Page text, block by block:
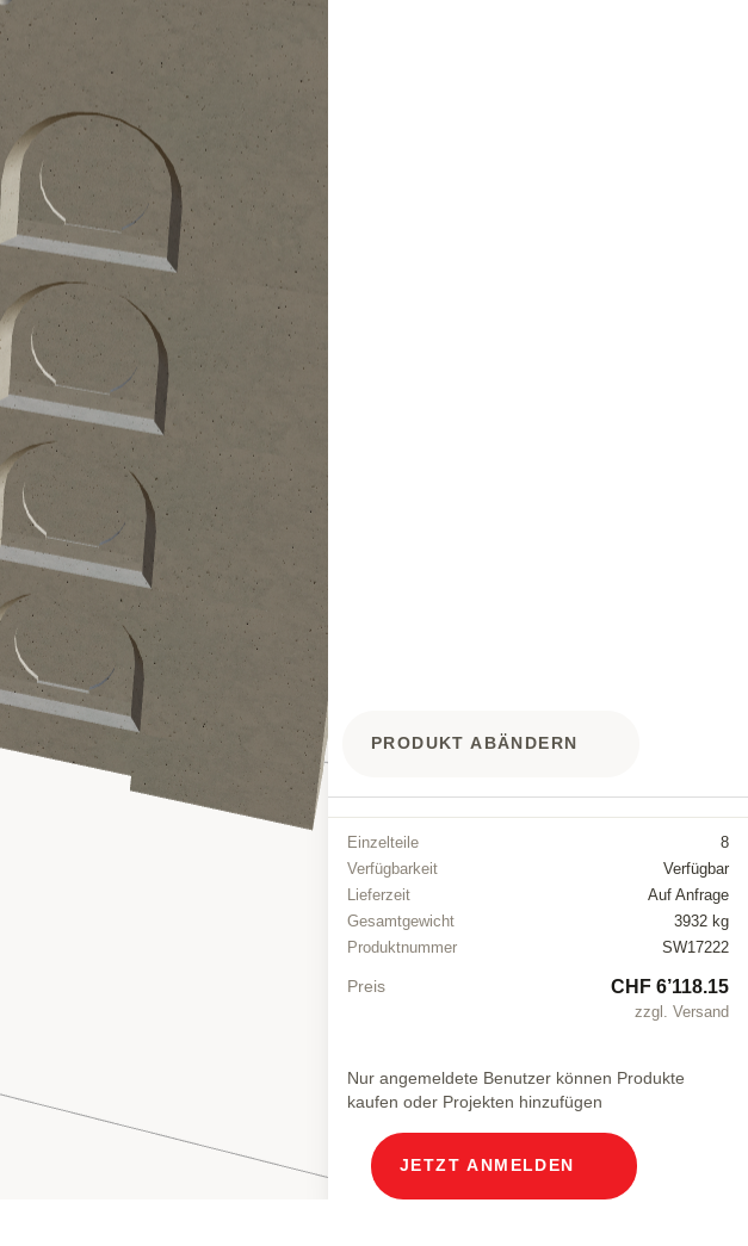
PRODUKT ABÄNDERN
Einzelteile
8
Verfügbarkeit
Verfügbar
Lieferzeit
Auf Anfrage
Gesamtgewicht
3932 kg
Produktnummer
SW17222
Preis CHF 6’118.15
zzgl. Versand
Nur angemeldete Benutzer können Produkte
kaufen oder Projekten hinzufügen
JETZT ANMELDEN